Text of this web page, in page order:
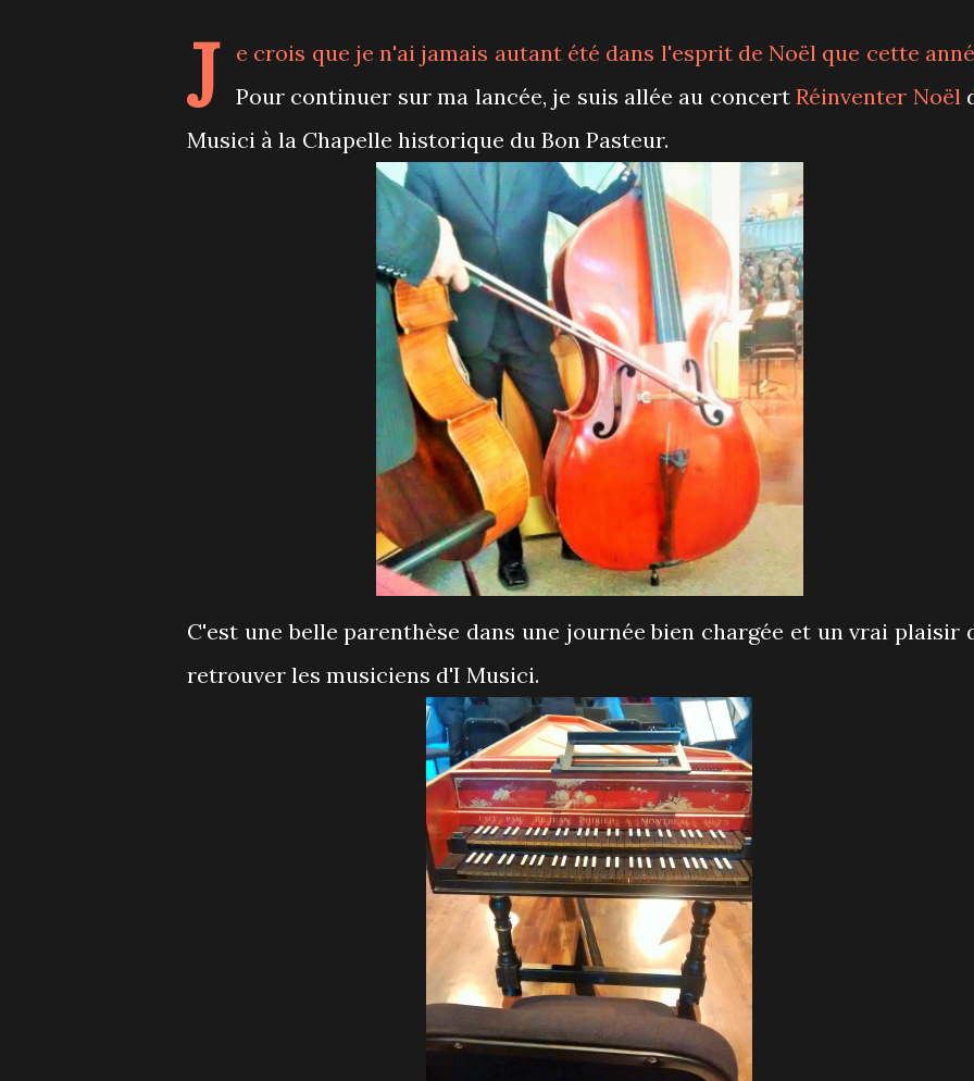
J
e crois que je n'ai jamais autant été dans l'esprit de Noël que cette
Pour continuer sur ma lancée, je suis allée au concertRéinventer Noël
Musici à la Chapelle historique du Bon Pasteur.
C'est une belle parenthèse dans une journée bien chargée et un vrai plaisir
retrouver les musiciens d'I Musici.